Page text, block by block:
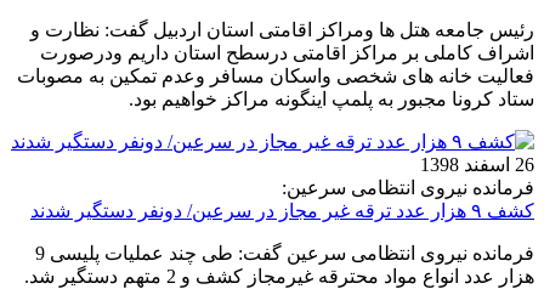
رئیس جامعه هتل ها ومراکز اقامتی استان اردبیل گفت: نظارت و
اشراف کاملی بر مراکز اقامتی درسطح استان داریم ودرصورت
فعالیت خانه های شخصی واسکان مسافر وعدم تمکین به مصوبات
ستاد کرونا مجبور به پلمپ اینگونه مراکز خواهیم بود.
26 اسفند 1398
فرمانده نیروی انتظامی سرعین:
کشف ۹ هزار عدد ترقه غیر مجاز در سرعین/ دونفر دستگیر شدند
فرمانده نیروی انتظامی سرعین گفت: طی چند عملیات پلیسی 9
هزار عدد انواع مواد محترقه غیرمجاز کشف و 2 متهم دستگیر شد.